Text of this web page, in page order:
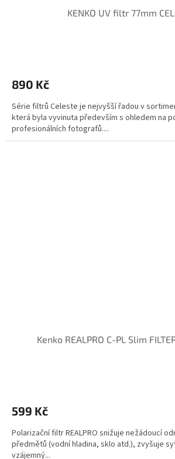
KENKO UV filtr 77mm
890 Kč
Série filtrů Celeste je nejvyšší řadou v
která byla vyvinuta především s ohledem na
profesionálních fotografů....
Kenko REALPRO C-PL Slim
599 Kč
Polarizační filtr REALPRO snižuje nežádoucí
předmětů (vodní hladina, sklo atd.), zvyšuje
vzájemný...